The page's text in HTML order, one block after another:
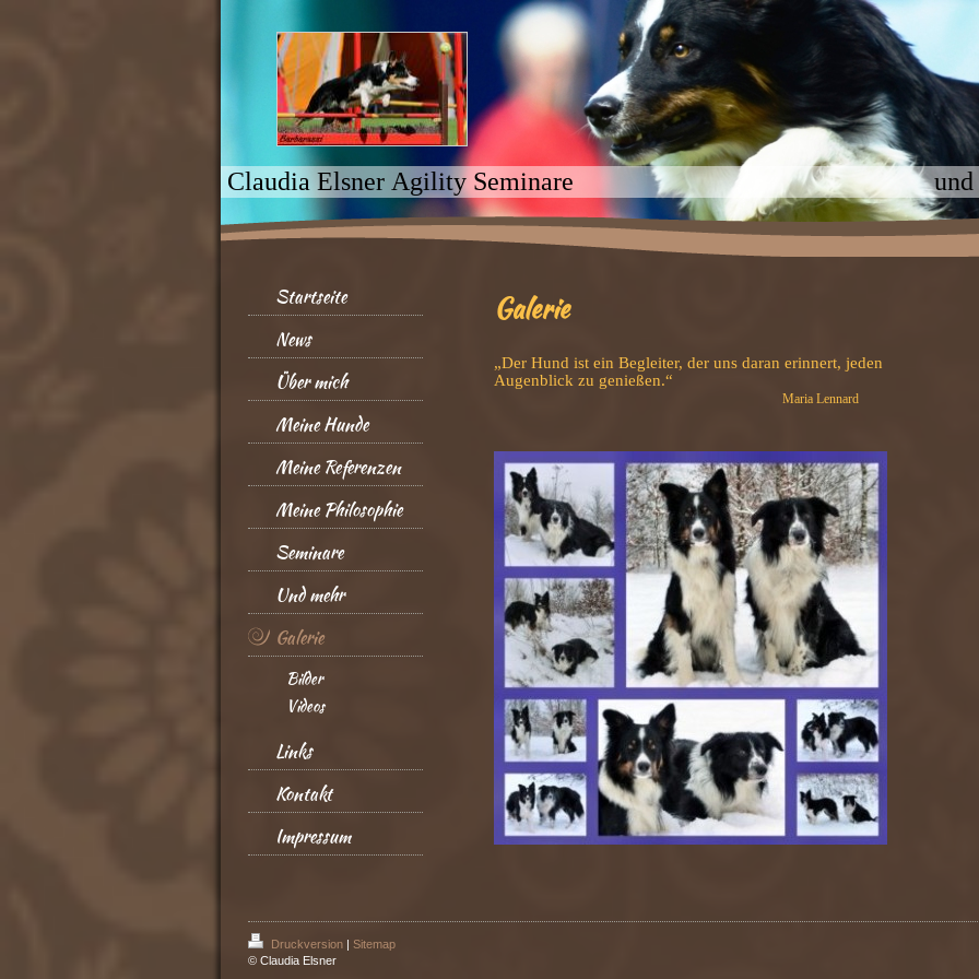
Claudia Elsner Agility Seminare und
Startseite
News
Über mich
Meine Hunde
Meine Referenzen
Meine Philosophie
Seminare
Und mehr
Galerie
Bilder
Videos
Links
Kontakt
Impressum
Galerie
„Der Hund ist ein Begleiter, der uns daran erinnert, jeden
Augenblick zu genießen.“
Maria Lennard
Druckversion | Sitemap
© Claudia Elsner